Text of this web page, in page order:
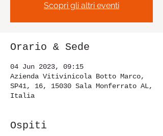
Scopri gli altri eventi
Orario & Sede
04 Jun 2023, 09:15
Azienda Vitivinicola Botto Marco,
SP41, 16, 15030 Sala Monferrato AL,
Italia
Ospiti